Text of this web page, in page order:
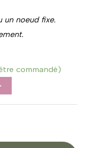
un noeud fixe.
commandé)